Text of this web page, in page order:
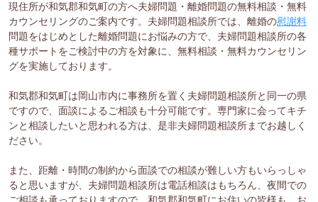
現住所が和気郡和気町の方へ夫婦問題・離婚問題の無料相談・無料
カウンセリングのご案内です。夫婦問題相談所では、離婚の慰謝料
問題をはじめとした離婚問題にお悩みの方で、夫婦問題相談所の各
種サポートをご検討中の方を対象に、無料相談・無料カウンセリン
グを実施しております。
和気郡和気町は岡山市内に事務所を置く夫婦問題相談所と同一の県
ですので、面談によるご相談も十分可能です。専門家に会ってキチ
ンと相談したいと思われる方は、是非夫婦問題相談所までお越しく
ださい。
また、距離・時間の制約から面談での相談が難しい方もいらっしゃ
ると思いますが、夫婦問題相談所は電話相談はもちろん、夜間での